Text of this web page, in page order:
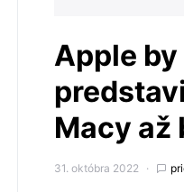
Apple by
Macy až
31. októbra 2022